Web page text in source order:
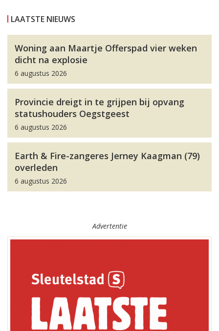
LAATSTE NIEUWS
Woning aan Maartje Offerspad vier weken
dicht na explosie
6 augustus 2026
Provincie dreigt in te grijpen bij opvang
statushouders Oegstgeest
6 augustus 2026
Earth & Fire-zangeres Jerney Kaagman (79)
overleden
6 augustus 2026
Advertentie